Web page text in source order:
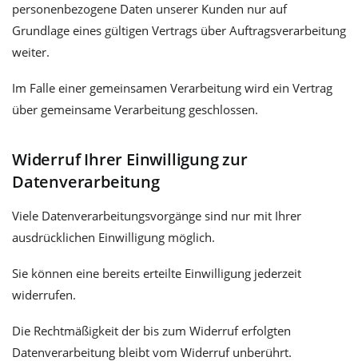
personenbezogene Daten unserer Kunden nur auf
Grundlage eines gültigen Vertrags über Auftragsverarbeitung
weiter.
Im Falle einer gemeinsamen Verarbeitung wird ein Vertrag
über gemeinsame Verarbeitung geschlossen.
Widerruf Ihrer Einwilligung zur
Datenverarbeitung
Viele Datenverarbeitungsvorgänge sind nur mit Ihrer
ausdrücklichen Einwilligung möglich.
Sie können eine bereits erteilte Einwilligung jederzeit
widerrufen.
Die Rechtmäßigkeit der bis zum Widerruf erfolgten
Datenverarbeitung bleibt vom Widerruf unberührt.